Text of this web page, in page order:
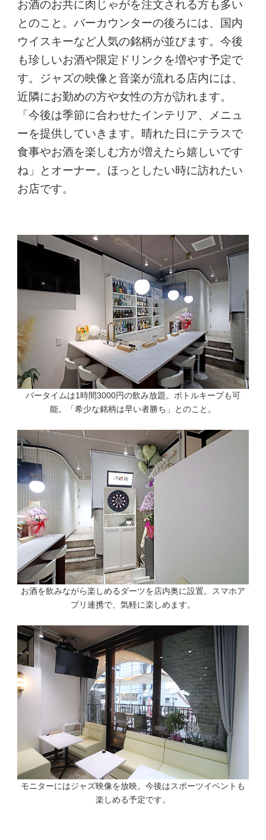
お酒のお共に肉じゃがを注文される方も多い
とのこと。バーカウンターの後ろには、国内
ウイスキーなど人気の銘柄が並びます。今後
も珍しいお酒や限定ドリンクを増やす予定で
す。ジャズの映像と音楽が流れる店内には、
近隣にお勤めの方や女性の方が訪れます。
「今後は季節に合わせたインテリア、メニュ
ーを提供していきます。晴れた日にテラスで
食事やお酒を楽しむ方が増えたら嬉しいです
ね」とオーナー。ほっとしたい時に訪れたい
お店です。
バータイムは1時間3000円の飲み放題。ボトルキープも可
能。「希少な銘柄は早い者勝ち」とのこと。
お酒を飲みながら楽しめるダーツを店内奥に設置。スマホア
プリ連携で、気軽に楽しめます。
モニターにはジャズ映像を放映。今後はスポーツイベントも
楽しめる予定です。